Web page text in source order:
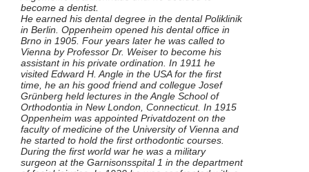
become a dentist.
He earned his dental degree in the dental Poliklinik
in Berlin. Oppenheim opened his dental office in
Brno in 1905. Four years later he was called to
Vienna by Professor Dr. Weiser to become his
assistant in his private ordination. In 1911 he
visited Edward H. Angle in the USA for the first
time, he an his good friend and collegue Josef
Grünberg held lectures in the Angle School of
Orthodontia in New London, Connecticut. In 1915
Oppenheim was appointed Privatdozent on the
faculty of medicine of the University of Vienna and
he started to hold the first orthodontic courses.
During the first world war he was a military
surgeon at the Garnisonsspital 1 in the department